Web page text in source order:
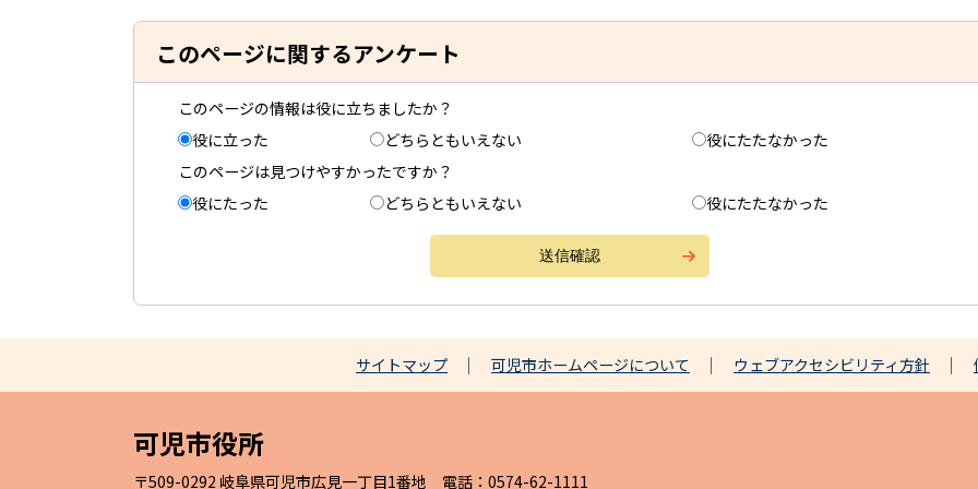
このページに関するアンケート
このページの情報は役に立ちましたか？
役に立った
どちらともいえない
役にたたなかった
このページは見つけやすかったですか？
役にたった
どちらともいえない 役にたたなかった
サイトマップ 可児市ホームページについて ウェブアクセシビリティ方針
可児市役所
〒509-0292 岐阜県可児市広見一丁目1番地 電話：0574-62-1111